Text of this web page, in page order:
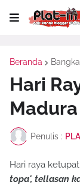
Beranda
Hari
Madura
Penulis :
Hari raya
topa', tellasan